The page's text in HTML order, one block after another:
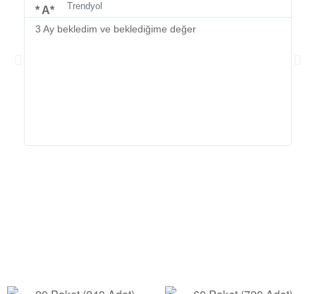
Trendyol
3 Ay bekledim ve beklediğime değer